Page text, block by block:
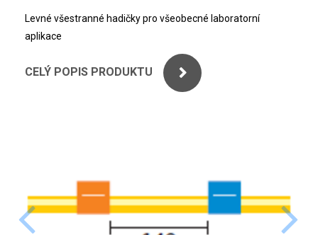
ANALYTIK JENA
SPECTRO
PERKINELMER
MS/SPM
Levné všestranné hadičky pro všeobecné laboratorní
aplikace
CELÝ POPIS PRODUKTU